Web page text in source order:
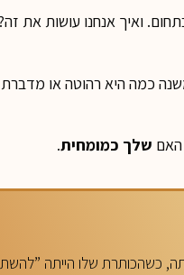
ואיך אנחנו עושות את
כמה היא רהוטה או מדברת
שלך כמומחית.
כשהכותרת שלו הייתה